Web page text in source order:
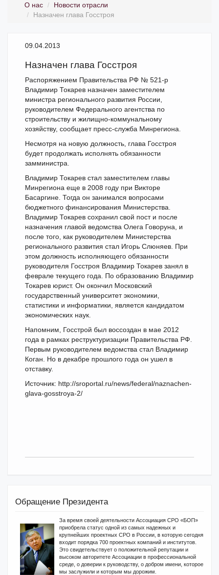
О нас
Новости отрасли
Назначен глава Госстроя
09.04.2013
Назначен глава Госстроя
Распоряжением Правительства РФ № 521-р
Владимир Токарев назначен заместителем
министра регионального развития России,
руководителем Федерального агентства по
строительству и жилищно-коммунальному
хозяйству, сообщает пресс-служба Минрегиона.
Несмотря на новую должность, глава Госстроя
будет продолжать исполнять обязанности
замминистра.
Владимир Токарев стал заместителем главы
Минрегиона еще в 2008 году при Викторе
Басаргине. Тогда он занимался вопросами
бюджетного финансирования Министерства.
Владимир Токарев сохранил свой пост и после
назначения главой ведомства Олега Говоруна, и
после того, как руководителем Министерства
регионального развития стал Игорь Слюняев. При
этом должность исполняющего обязанности
руководителя Госстроя Владимир Токарев занял в
феврале текущего года. По образованию Владимир
Токарев юрист. Он окончил Московский
государственный университет экономики,
статистики и информатики, является кандидатом
экономических наук.
Напомним, Госстрой был воссоздан в мае 2012
года в рамках реструктуризации Правительства РФ.
Первым руководителем ведомства стал Владимир
Коган. Но в декабре прошлого года он ушел в
отставку.
Источник: http://sroportal.ru/news/federal/naznachen-
glava-gosstroya-2/
Обращение Президента
За время своей деятельности Ассоциация СРО «БОП»
приобрела статус одной из самых надежных и
крупнейших проектных СРО в России, в которую сегодня
входит порядка 700 проектных компаний и институтов.
Это свидетельствует о положительной репутации и
высоком авторитете Ассоциации в профессиональной
среде, о доверии к руководству, о добром имени, которое
мы заслужили и которым мы дорожим.